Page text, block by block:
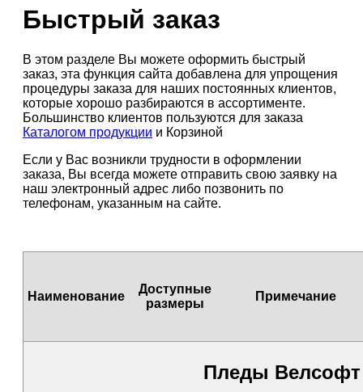
Быстрый заказ
В этом разделе Вы можете оформить быстрый
заказ, эта функция сайта добавлена для упрощения
процедуры заказа для наших постоянных клиентов,
которые хорошо разбираются в ассортименте.
Большинство клиентов пользуются для заказа
Каталогом продукции и Корзиной
Если у Вас возникли трудности в оформлении
заказа, Вы всегда можете отправить свою заявку на
наш электронный адрес либо позвонить по
телефонам, указанным на сайте.
Наиме­нова­ние
Доступ­ные
раз­меры
Приме­чание
Пледы